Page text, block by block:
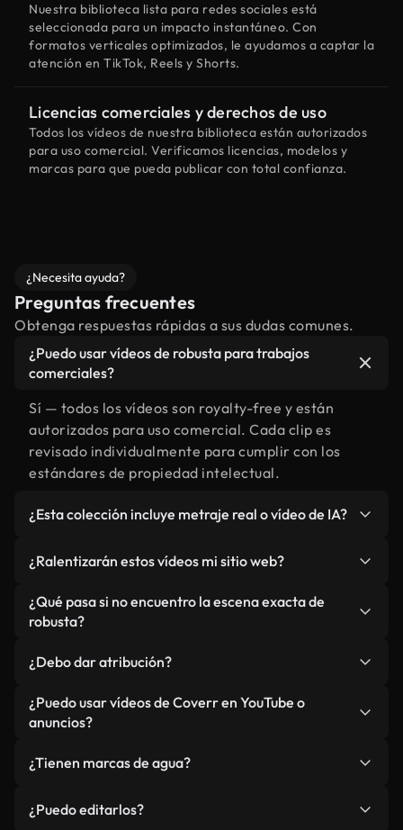
Nuestra biblioteca lista para redes sociales está
seleccionada para un impacto instantáneo. Con
formatos verticales optimizados, le ayudamos a captar la
atención en TikTok, Reels y Shorts.
Licencias comerciales y derechos de uso
Todos los vídeos de nuestra biblioteca están autorizados
para uso comercial. Verificamos licencias, modelos y
marcas para que pueda publicar con total confianza.
¿Necesita ayuda?
Preguntas frecuentes
Obtenga respuestas rápidas a sus dudas comunes.
¿Puedo usar vídeos de robusta para trabajos
comerciales?
Sí — todos los vídeos son royalty-free y están
autorizados para uso comercial. Cada clip es
revisado individualmente para cumplir con los
estándares de propiedad intelectual.
¿Esta colección incluye metraje real o vídeo de IA?
relacionado con robusta y vídeos generados por
IA. Todo está claramente etiquetado.
¿Ralentizarán estos vídeos mi sitio web?
No si selecciona nuestras versiones optimizadas
para web, diseñadas específicamente para uso de
métricas como LCP.
¿Qué pasa si no encuentro la escena exacta de
robusta?
Studio. Describe la escena, como "robusta al
atardecer", y la IA la generará en segundos
conforme a nuestros estándares.
¿Debo dar atribución?
No es necesario. Todos los vídeos en nuestra
biblioteca son royalty-free, aunque siempre se
¿Puedo usar vídeos de Coverr en YouTube o
anuncios?
monetizados y anuncios, siempre que no se
independiente.
¿Tienen marcas de agua?
agua. Obtendrá metraje limpio y listo para usar en
¿Puedo editarlos?